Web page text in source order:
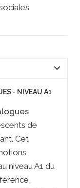
- NIVEAU A1
de
Cet
niveau A1 du